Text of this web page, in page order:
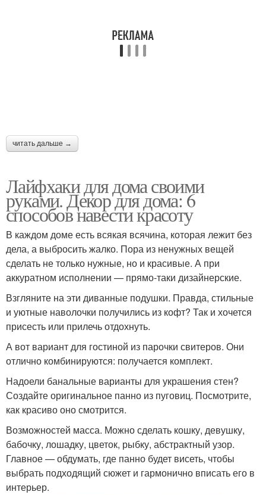
читать дальше →
Лайфхаки для дома своими
руками. Декор для дома: 6
способов навести красоту
В каждом доме есть всякая всячина, которая лежит без
дела, а выбросить жалко. Пора из ненужных вещей
сделать не только нужные, но и красивые. А при
аккуратном исполнении — прямо-таки дизайнерские.
Взгляните на эти диванные подушки. Правда, стильные
и уютные наволочки получились из кофт? Так и хочется
присесть или прилечь отдохнуть.
А вот вариант для гостиной из парочки свитеров. Они
отлично комбинируются: получается комплект.
Надоели банальные варианты для украшения стен?
Создайте оригинальное панно из пуговиц. Посмотрите,
как красиво оно смотрится.
Возможностей масса. Можно сделать кошку, девушку,
бабочку, лошадку, цветок, рыбку, абстрактный узор.
Главное — обдумать, где панно будет висеть, чтобы
выбрать подходящий сюжет и гармонично вписать его в
интерьер.